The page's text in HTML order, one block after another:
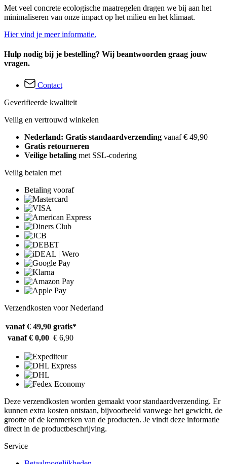
Met veel concrete ecologische maatregelen dragen we bij aan het
minimaliseren van onze impact op het milieu en het klimaat.
Hier vind je meer informatie.
Hulp nodig bij je bestelling? Wij beantwoorden graag jouw
vragen.
Contact
Geverifieerde kwaliteit
Veilig en vertrouwd winkelen
Nederland: Gratis standaardverzending vanaf € 49,90
Gratis retourneren
Veilige betaling met SSL-codering
Veilig betalen met
Betaling vooraf
Verzendkosten voor Nederland
vanaf € 49,90 gratis*
vanaf € 0,00 € 6,90
Deze verzendkosten worden gemaakt voor standaardverzending. Er
kunnen extra kosten ontstaan, bijvoorbeeld vanwege het gewicht, de
grootte of de kenmerken van de producten. Je vindt deze informatie
direct in de productbeschrijving.
Service